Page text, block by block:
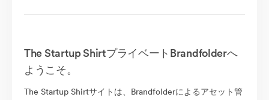
The Startup ShirtプライベートBrandfolderへ
ようこそ。
The Startup Shirtサイトは、Brandfolderによるアセット管